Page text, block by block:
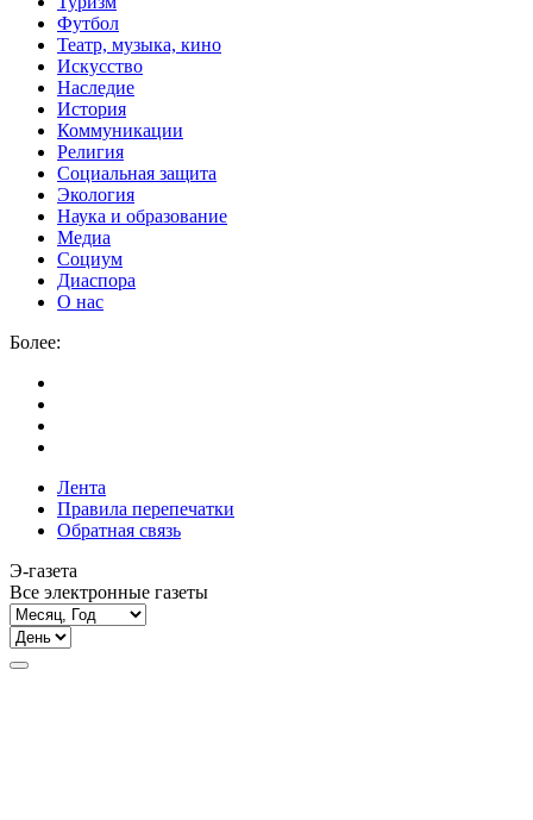
Футбол
Театр, музыка, кино
Искусство
Наследие
История
Коммуникации
Религия
Социальная защита
Экология
Наука и образование
Медиа
Социум
Диаспора
О нас
Более:
Лента
Правила перепечатки
Обратная связь
Э-газета
Все электронные газеты